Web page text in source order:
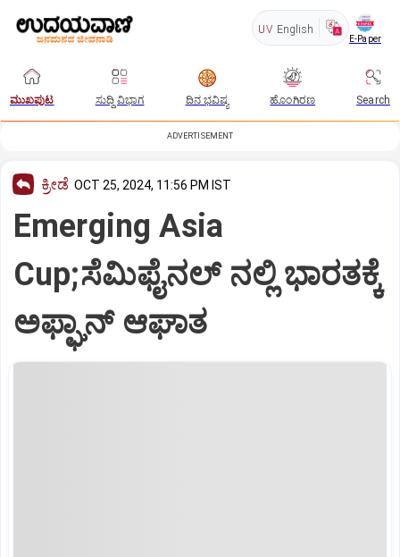
UV English
E-Paper
ಮುಖಪುಟ ಸುದ್ದಿ ವಿಭಾಗ ದಿನ ಭವಿಷ್ಯ ಹೊಂಗಿರಣ Search
ADVERTISEMENT
ಕ್ರೀಡೆ OCT 25, 2024, 11:56 PM IST
Emerging Asia
Cup;ಸೆಮಿಫೈನಲ್‌ ನಲ್ಲಿ ಭಾರತಕ್ಕೆ
ಅಫ್ಘಾನ್‌ ಆಘಾತ